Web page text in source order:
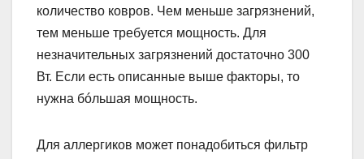
количество ковров. Чем меньше загрязнений,
тем меньше требуется мощность. Для
незначительных загрязнений достаточно 300
Вт. Если есть описанные выше факторы, то
нужна бóльшая мощность.
Для аллергиков может понадобиться фильтр